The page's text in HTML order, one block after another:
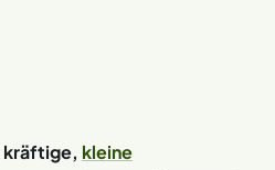
kräftige, kleine